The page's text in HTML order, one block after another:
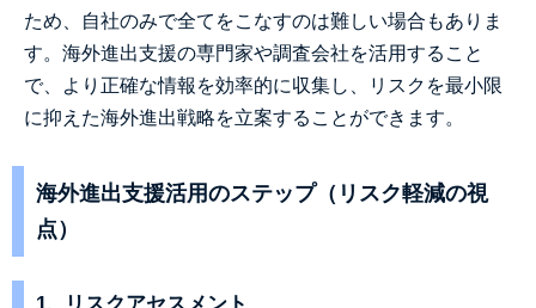
ため、自社のみで全てをこなすのは難しい場合もありま
す。海外進出支援の専門家や調査会社を活用すること
で、より正確な情報を効率的に収集し、リスクを最小限
に抑えた海外進出戦略を立案することができます。
海外進出支援活用のステップ（リスク軽減の視
点）